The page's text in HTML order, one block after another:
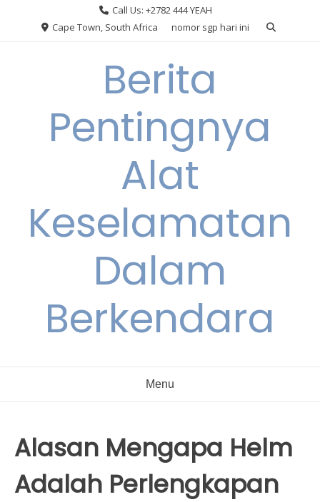
Call Us: +2782 444 YEAH
Cape Town, South Africa
nomor sgp hari ini
Berita
Pentingnya
Alat
Keselamatan
Dalam
Berkendara
Menu
Alasan Mengapa Helm
Adalah Perlengkapan